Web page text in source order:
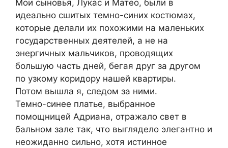
Мои сыновья, Лукас и Матео, были в
идеально сшитых темно-синих костюмах,
которые делали их похожими на маленьких
государственных деятелей, а не на
энергичных мальчиков, проводящих
большую часть дней, бегая друг за другом
по узкому коридору нашей квартиры.
Потом вышла я, следом за ними.
Темно-синее платье, выбранное
помощницей Адриана, отражало свет в
бальном зале так, что выглядело элегантно и
неожиданно сильно, хотя истинное